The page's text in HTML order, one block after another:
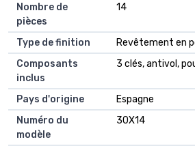
Nombre de
pièces
14
Type de finition
Revêtement en
Composants
inclus
3 clés, antivol,
Pays d'origine
Espagne
Numéro du
modèle
30X14